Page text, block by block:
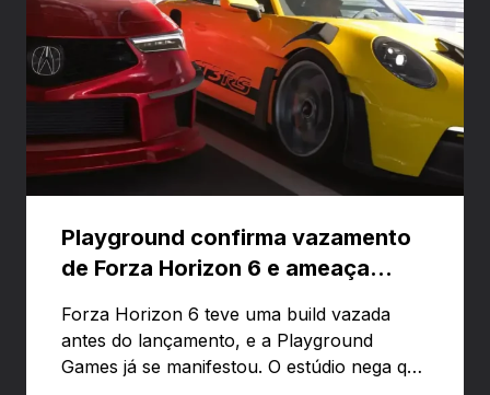
Playground confirma vazamento
de Forza Horizon 6 e ameaça
Forza Horizon 6 teve uma build vazada
antes do lançamento, e a Playground
Games já se manifestou. O estúdio nega que